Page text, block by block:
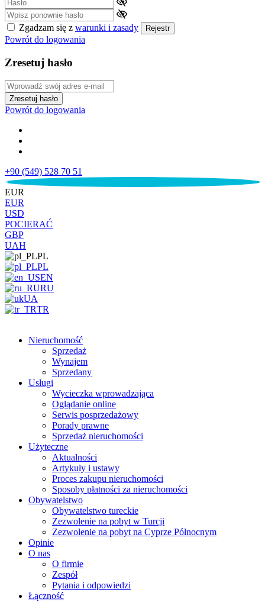
Zgadzam się z warunki i zasady Rejestr
Powrót do logowania
Zresetuj hasło
Zresetuj hasło
Powrót do logowania
+90 (549) 528 70 51
€
EUR
EUR
USD
POCIERAĆ
GBP
UAH
PL
PL
EN
RU
UA
TR
Nieruchomość
Sprzedaż
Wynajem
Sprzedany
Usługi
Wycieczka wprowadzająca
Oglądanie online
Serwis posprzedażowy
Porady prawne
Sprzedaż nieruchomości
Użyteczne
Aktualności
Artykuły i ustawy
Proces zakupu nieruchomości
Sposoby płatności za nieruchomości
Obywatelstwo
Obywatelstwo tureckie
Zezwolenie na pobyt w Turcji
Zezwolenie na pobyt na Cyprze Północnym
Opinie
O nas
O firmie
Zespół
Pytania i odpowiedzi
Łączność